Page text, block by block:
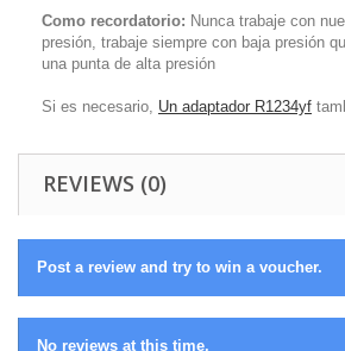
Como recordatorio: Nunca trabaje con
presión, trabaje siempre con baja presión
una punta de alta presión
Si es necesario, Un adaptador R1234yf
REVIEWS (0)
Post a review and try to win a voucher.
No reviews at this time.